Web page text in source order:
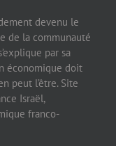
devenu le
de la communauté
par sa
économique doit
peut l’être. Site
Israël,
franco-